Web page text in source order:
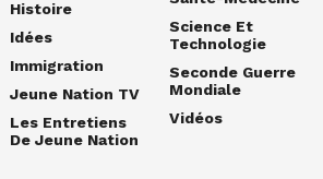
Histoire
Idées
Immigration
Jeune Nation TV
Les Entretiens
De Jeune Nation
Science Et
Technologie
Seconde Guerre
Mondiale
Vidéos